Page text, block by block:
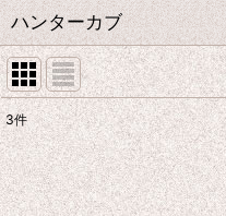
ハンターカブ
表示数:
並び順:
3件